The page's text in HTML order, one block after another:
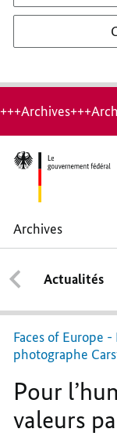
Archives
Pour
l’humanisme
et
des
valeurs
partagées
Actualités
Faces of Europe
photographe
Pour
valeurs